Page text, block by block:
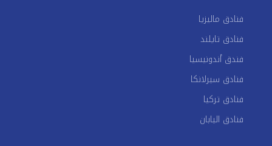
فنادق ماليزيا
فنادق تايلند
فندق أندونيسيا
فنادق سيرلانكا
فنادق تركيا
فنادق اليابان